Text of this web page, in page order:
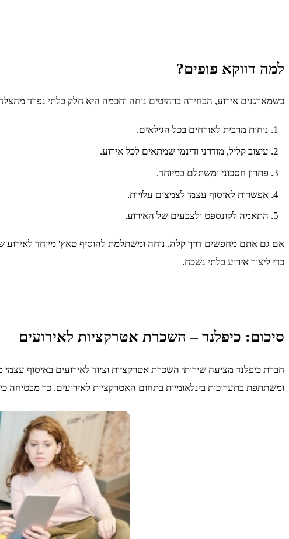
למה דווקא פופים?
כשמארגנים אירוע, הבחירה ברהיטים נוחה וחכמה היא חלק בלתי נפרד
נוחות מרבית לאורחים בכל הגילאים.
עיצוב קליל, מודרני ודינמי שמתאים לכל אירוע.
פתרון חסכוני ומשתלם במיוחד.
אפשרות לאיסוף עצמי לצמצום עלויות.
התאמה לקונספט ולצבעים של האירוע.
אם גם אתם מחפשים דרך קלה, נוחה ומשתלמת להוסיף טאץ' מיוחד לאירוע
כדי ליצור אירוע בלתי נשכח.
סיכום: כיפלנד – השכרת אטרקציות לאירועים
ומשתתפת בתערוכות בינלאומיות בתחום האטרקציות לאירועים. כך מבטיחה